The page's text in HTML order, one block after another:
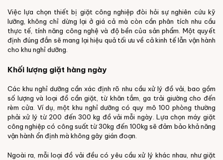
Việc lựa chọn thiết bị giặt công nghiệp đòi hỏi sự nghiên cứu kỹ
lưỡng, không chỉ dừng lại ở giá cả mà còn cần phân tích nhu cầu
thực tế, tính năng công nghệ và độ bền của sản phẩm. Một quyết
định đúng đắn sẽ mang lại hiệu quả tối ưu về cả kinh tế lẫn vận hành
cho khu nghỉ dưỡng.
Khối lượng giặt hàng ngày
Các khu nghỉ dưỡng cần xác định rõ nhu cầu xử lý đồ vải, bao gồm
số lượng và loại đồ cần giặt, từ khăn tắm, ga trải giường cho đến
rèm cửa. Ví dụ, một khu nghỉ dưỡng có quy mô 100 phòng thường
phải xử lý từ 200 đến 300 kg đồ vải mỗi ngày. Lựa chọn máy giặt
công nghiệp có công suất từ 30kg đến 100kg sẽ đảm bảo khả năng
vận hành ổn định mà không gây gián đoạn.
Ngoài ra, mỗi loại đồ vải đều có yêu cầu xử lý khác nhau, như giặt